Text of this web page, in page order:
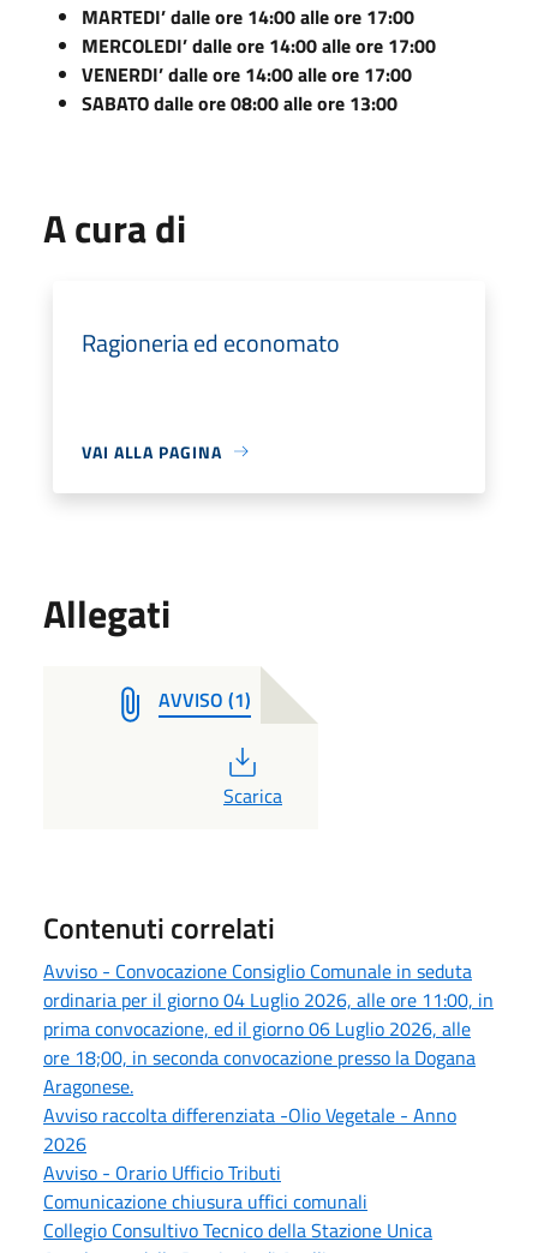
MARTEDI’ dalle ore 14:00 alle ore 17:00
MERCOLEDI’ dalle ore 14:00 alle ore 17:00
VENERDI’ dalle ore 14:00 alle ore 17:00
SABATO dalle ore 08:00 alle ore 13:00
A cura di
Ragioneria ed economato
VAI ALLA PAGINA
Allegati
AVVISO (1)
PDF
Scarica
Contenuti correlati
Avviso - Convocazione Consiglio Comunale in seduta
ordinaria per il giorno 04 Luglio 2026, alle ore 11:00, in
prima convocazione, ed il giorno 06 Luglio 2026, alle
ore 18;00, in seconda convocazione presso la Dogana
Aragonese.
Avviso raccolta differenziata -Olio Vegetale - Anno
2026
Avviso - Orario Ufficio Tributi
Comunicazione chiusura uffici comunali
Collegio Consultivo Tecnico della Stazione Unica